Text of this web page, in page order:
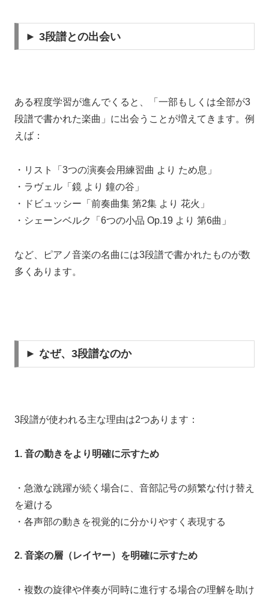
► 3段譜との出会い
ある程度学習が進んでくると、「一部もしくは全部が3
段譜で書かれた楽曲」に出会うことが増えてきます。例
えば：
・リスト「3つの演奏会用練習曲 より ため息」
・ラヴェル「鏡 より 鐘の谷」
・ドビュッシー「前奏曲集 第2集 より 花火」
・シェーンベルク「6つの小品 Op.19 より 第6曲」
など、ピアノ音楽の名曲には3段譜で書かれたものが数
多くあります。
► なぜ、3段譜なのか
3段譜が使われる主な理由は2つあります：
1. 音の動きをより明確に示すため
・急激な跳躍が続く場合に、音部記号の頻繁な付け替え
を避ける
・各声部の動きを視覚的に分かりやすく表現する
2. 音楽の層（レイヤー）を明確に示すため
・複数の旋律や伴奏が同時に進行する場合の理解を助け